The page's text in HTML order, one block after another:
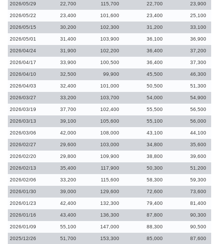
2026/05/29 22,700 115,700 22,700 23,900
2026/05/22 23,400 101,600 23,400 25,100
2026/05/15 30,200 102,300 31,200 33,100
2026/05/01 31,400 103,900 36,100 36,900
2026/04/24 31,900 102,200 36,400 37,200
2026/04/17 33,900 100,500 36,400 37,300
2026/04/10 32,500 99,900 45,500 46,300
2026/04/03 32,400 101,000 50,500 51,300
2026/03/27 33,200 103,700 54,000 54,900
2026/03/19 37,700 102,400 55,500 56,500
2026/03/13 39,100 105,600 55,100 56,000
2026/03/06 42,000 108,000 43,100 44,100
2026/02/27 29,600 103,000 34,800 35,600
2026/02/20 29,800 109,900 38,800 39,600
2026/02/13 35,400 117,900 50,300 51,200
2026/02/06 33,200 115,600 58,300 59,300
2026/01/30 39,000 129,600 72,600 73,600
2026/01/23 42,400 132,300 79,400 81,400
2026/01/16 43,400 136,300 87,800 90,300
2026/01/09 55,100 147,000 88,300 90,500
2025/12/26 51,700 153,300 85,000 87,600